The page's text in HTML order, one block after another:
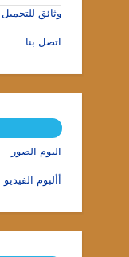
وثائق للتحميل
اتصل بنا
ألبوم الصور
أألبوم الفيديو